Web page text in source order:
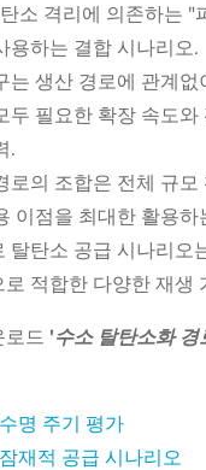
소 격리에 의존하는 "
용하는 결합 시나리오.
는 생산 경로에 관계
두 필요한 확장 속도
.
로의 조합은 전체 규
이점을 최대한 활용
탈탄소 공급 시나리오
로 적합한 다양한 재생
로드 '수소 탈탄소화 경
명 주기 평가
재적 공급 시나리오